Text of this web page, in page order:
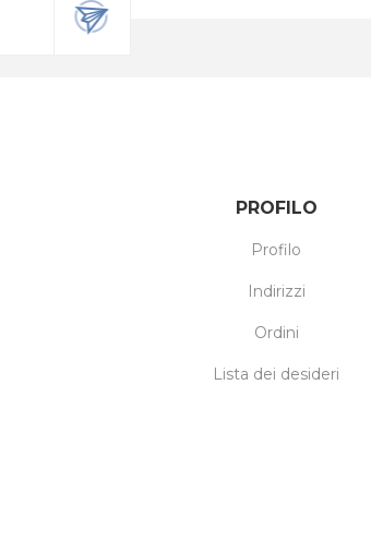
PROFILO
Profilo
Indirizzi
Ordini
Lista dei desideri